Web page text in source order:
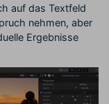
auf das Textfeld
nehmen, aber
Ergebnisse